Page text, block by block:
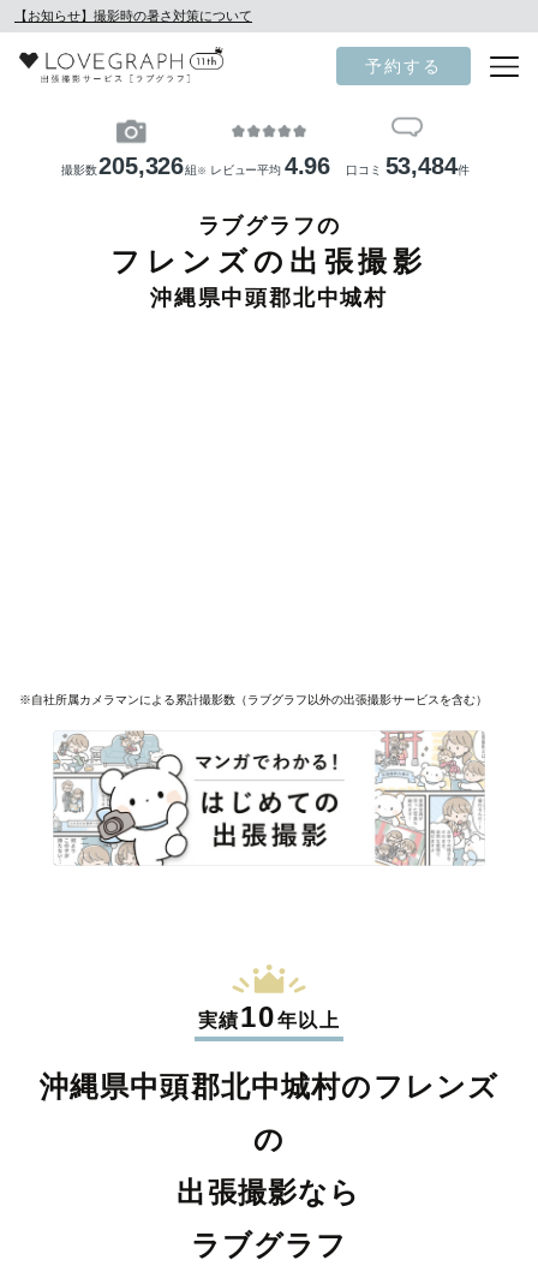
【お知らせ】撮影時の暑さ対策について
予約する
撮影数205,326組 ※ レビュー平均 4.96 口コミ 53,484件
ラブグラフの
フレンズの出張撮影
沖縄県中頭郡北中城村
※自社所属カメラマンによる累計撮影数（ラブグラフ以外の出張撮影サービスを含む）
実績10年以上
沖縄県中頭郡北中城村のフレンズ
の
出張撮影なら
ラブグラフ